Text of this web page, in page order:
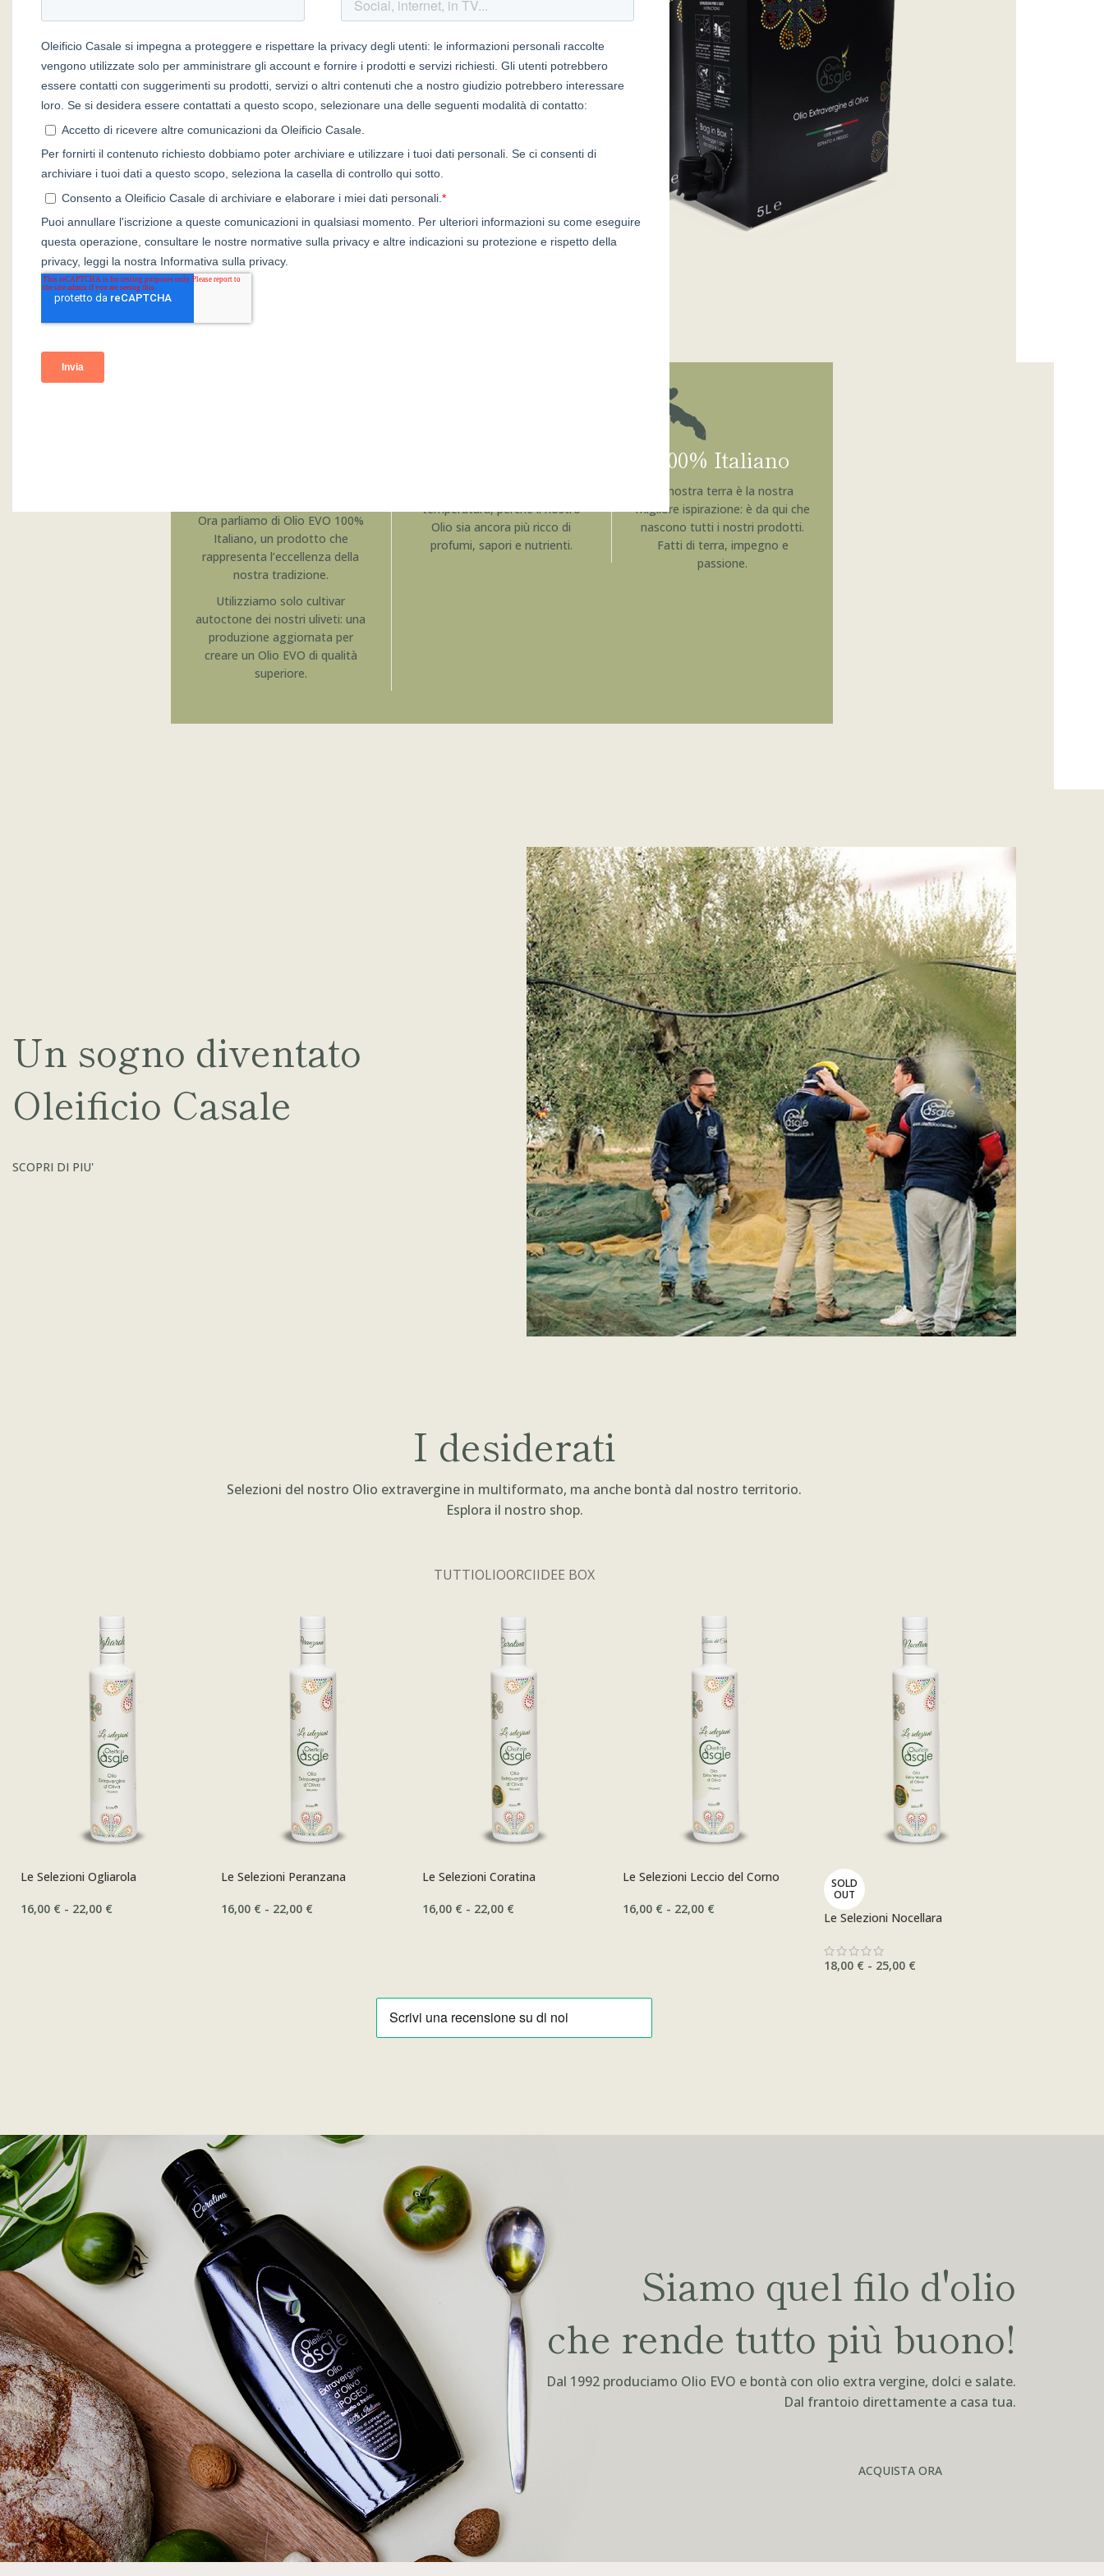
senza.
Una piccola grande riserva per la tua casa. Il pack non solo bello
da vedere ma anche comodo e più compatto rispetto alle
Ora parliamo di Olio EVO 100%
Italiano, un prodotto che
rappresenta l’eccellenza della
nostra tradizione.
Utilizziamo solo cultivar
autoctone dei nostri uliveti: una
produzione aggiornata per
creare un Olio EVO di qualità
superiore.
temperatura, perché il nostro
Olio sia ancora più ricco di
profumi, sapori e nutrienti.
100% Italiano
La nostra terra è la nostra
migliore ispirazione: è da qui che
nascono tutti i nostri prodotti.
Fatti di terra, impegno e
passione.
Un sogno diventato
Oleificio Casale
SCOPRI DI PIU'
I desiderati
Selezioni del nostro Olio extravergine in multiformato, ma anche bontà dal nostro territorio.
Esplora il nostro shop.
TUTTIOLIOORCIIDEE BOX
Le Selezioni Ogliarola
16,00 € - 22,00 €
Le Selezioni Peranzana
16,00 € - 22,00 €
Le Selezioni Coratina
16,00 € - 22,00 €
Le Selezioni Leccio del Corno
16,00 € - 22,00 €
SOLD
OUT
Le Selezioni Nocellara
18,00 € - 25,00 €
Siamo quel filo d'olio
che rende tutto più buono!
Dal 1992 produciamo Olio EVO e bontà con olio extra vergine, dolci e salate.
Dal frantoio direttamente a casa tua.
ACQUISTA ORA